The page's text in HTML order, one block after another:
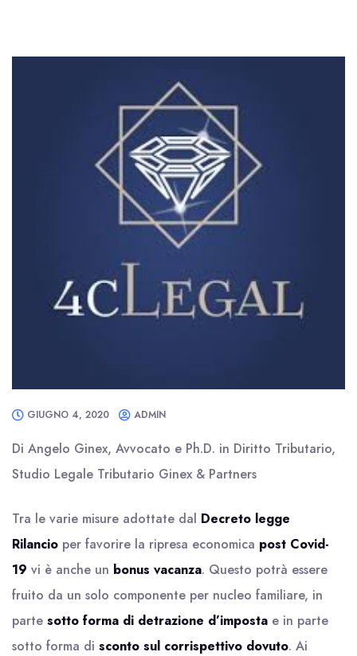
GIUGNO 4, 2020 ADMIN
Di Angelo Ginex, Avvocato e Ph.D. in Diritto Tributario,
Studio Legale Tributario Ginex & Partners
Tra le varie misure adottate dal Decreto legge
Rilancio per favorire la ripresa economica post Covid-
19 vi è anche un bonus vacanza. Questo potrà essere
fruito da un solo componente per nucleo familiare, in
parte sotto forma di detrazione d’imposta e in parte
sotto forma di sconto sul corrispettivo dovuto. Ai